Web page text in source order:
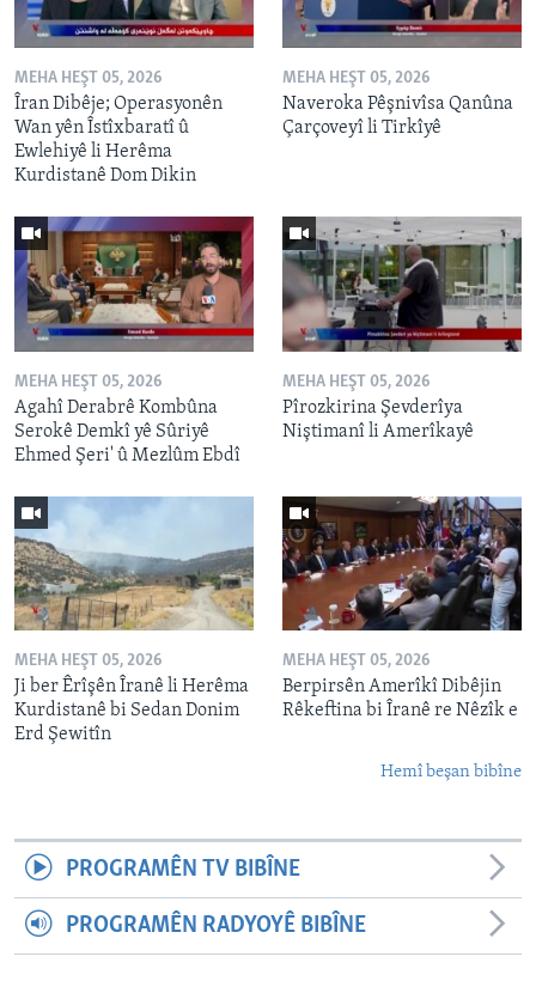
MEHA HEŞT 05, 2026
Îran Dibêje; Operasyonên
Wan yên Îstîxbaratî û
Ewlehiyê li Herêma
Kurdistanê Dom Dikin
MEHA HEŞT 05, 2026
Naveroka Pêşnivîsa Qanûna
Çarçoveyî li Tirkîyê
MEHA HEŞT 05, 2026
Agahî Derabrê Kombûna
Serokê Demkî yê Sûriyê
Ehmed Şeri' û Mezlûm Ebdî
MEHA HEŞT 05, 2026
Pîrozkirina Şevderîya
Niştimanî li Amerîkayê
MEHA HEŞT 05, 2026
Ji ber Êrîşên Îranê li Herêma
Kurdistanê bi Sedan Donim
Erd Şewitîn
MEHA HEŞT 05, 2026
Berpirsên Amerîkî Dibêjin
Rêkeftina bi Îranê re Nêzîk e
Hemî beşan bibîne
PROGRAMÊN TV BIBÎNE
PROGRAMÊN RADYOYÊ BIBÎNE